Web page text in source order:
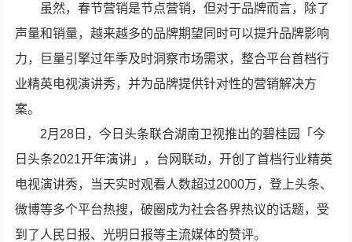
虽然，春节营销是节点营销，但对于品牌而言，除了
声量和销量，越来越多的品牌期望同时可以提升品牌影响
力，巨量引擎过年季及时洞察市场需求，整合平台首档行
业精英电视演讲秀，并为品牌提供针对性的营销解决方
案。
2月28日，今日头条联合湖南卫视推出的碧桂园「今
日头条2021开年演讲」，台网联动，开创了首档行业精英
电视演讲秀，当天实时观看人数超过2000万，登上头条、
微博等多个平台热搜，破圈成为社会各界热议的话题，受
到了人民日报、光明日报等主流媒体的赞评。